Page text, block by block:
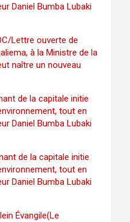
Daniel Bumba Lubaki
Lettre ouverte de
à la Ministre de la
naître un nouveau
de la capitale initie
tout en
Daniel Bumba Lubaki
de la capitale initie
tout en
Daniel Bumba Lubaki
Évangile(Le